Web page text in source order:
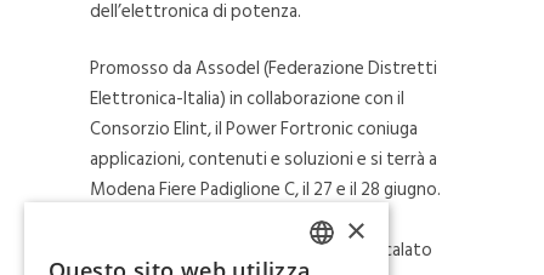
dell’elettronica di potenza.
Promosso da Assodel (Federazione Distretti
Elettronica-Italia) in collaborazione con il
Consorzio Elint, il Power Fortronic coniuga
applicazioni, contenuti e soluzioni e si terrà a
Modena Fiere Padiglione C, il 27 e il 28 giugno.
L’evento del 27 giugno STRATEGIC
INNOVATION SUMMIT, è fortemente calato
×